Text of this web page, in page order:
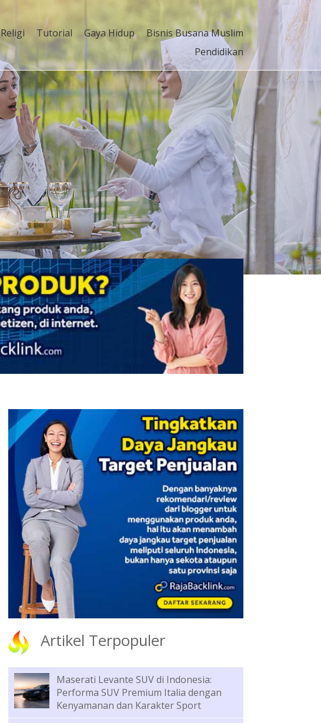
Religi Tutorial Gaya Hidup
Bisnis Busana Muslim
Pendidikan
Artikel Terpopuler
Maserati Levante SUV di Indonesia:
Performa SUV Premium Italia dengan
Kenyamanan dan Karakter Sport